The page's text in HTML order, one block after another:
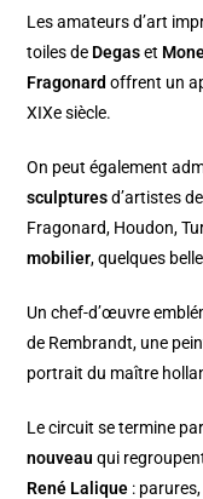
Les amateurs d’art
toiles de Degaset
Fragonard offrent un
XIXe siècle.
On peut également
sculpturesd’artistes
Fragonard, Houdon,
mobilier, quelques
Un chef-d’œuvre
de Rembrandt, une
portrait du maître
Le circuit se termine
nouveau qui
René Lalique :